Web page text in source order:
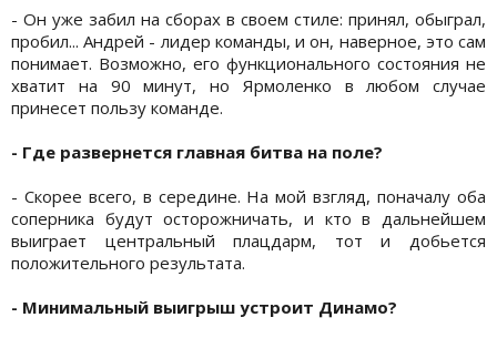
- Он уже забил на сборах в своем стиле: принял, обыграл,
пробил... Андрей - лидер команды, и он, наверное, это сам
понимает. Возможно, его функционального состояния не
хватит на 90 минут, но Ярмоленко в любом случае
принесет пользу команде.
- Где развернется главная битва на поле?
- Скорее всего, в середине. На мой взгляд, поначалу оба
соперника будут осторожничать, и кто в дальнейшем
выиграет центральный плацдарм, тот и добьется
положительного результата.
- Минимальный выигрыш устроит Динамо?